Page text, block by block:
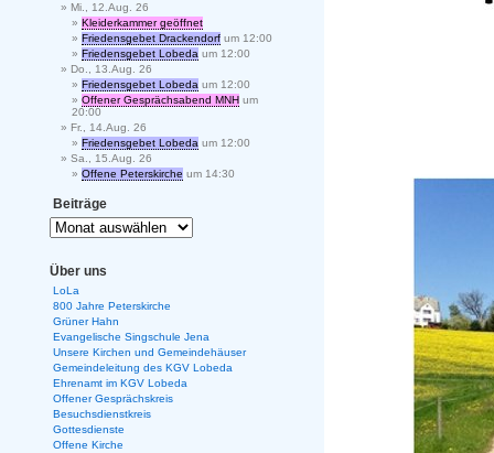
Mi., 12.Aug. 26
Kleiderkammer geöffnet
Friedensgebet Drackendorf um 12:00
Friedensgebet Lobeda um 12:00
Do., 13.Aug. 26
Friedensgebet Lobeda um 12:00
Offener Gesprächsabend MNH um
20:00
Fr., 14.Aug. 26
Friedensgebet Lobeda um 12:00
Sa., 15.Aug. 26
Offene Peterskirche um 14:30
Beiträge
Über uns
LoLa
800 Jahre Peterskirche
Grüner Hahn
Evangelische Singschule Jena
Unsere Kirchen und Gemeindehäuser
Gemeindeleitung des KGV Lobeda
Ehrenamt im KGV Lobeda
Offener Gesprächskreis
Besuchsdienstkreis
Gottesdienste
Offene Kirche